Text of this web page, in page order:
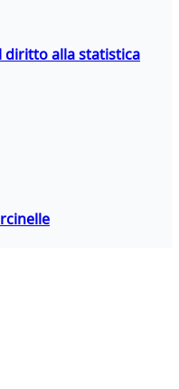
diritto alla statistica